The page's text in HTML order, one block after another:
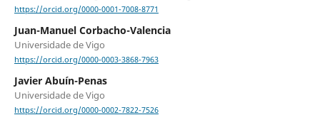
https://orcid.org/0000-0001-7008-8771
Juan-Manuel Corbacho-Valencia
Universidade de Vigo
https://orcid.org/0000-0003-3868-7963
Javier Abuín-Penas
Universidade de Vigo
https://orcid.org/0000-0002-7822-7526